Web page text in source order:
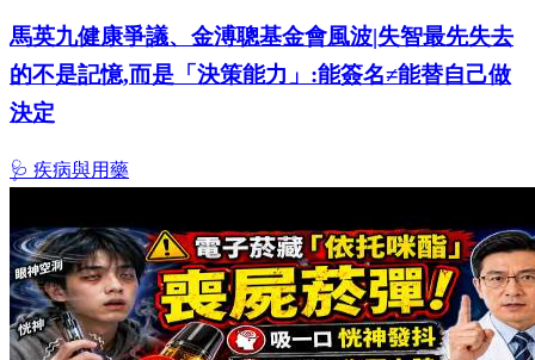
馬英九健康爭議、金溥聰基金會風波|失智最先失去
的不是記憶,而是「決策能力」:能簽名≠能替自己做
決定
🩺 疾病與用藥